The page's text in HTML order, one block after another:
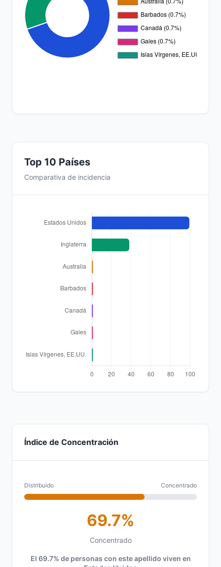
Top 10 Países
Comparativa de incidencia
Índice de Concentración
Distribuido Concentrado
69.7%
Concentrado
El 69.7% de personas con este apellido viven en